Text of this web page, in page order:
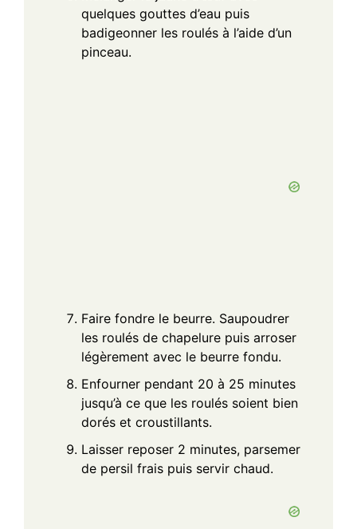
quelques gouttes d’eau puis
badigeonner les roulés à l’aide d’un
pinceau.
Faire fondre le beurre. Saupoudrer
les roulés de chapelure puis arroser
légèrement avec le beurre fondu.
Enfourner pendant 20 à 25 minutes
jusqu’à ce que les roulés soient bien
dorés et croustillants.
Laisser reposer 2 minutes, parsemer
de persil frais puis servir chaud.